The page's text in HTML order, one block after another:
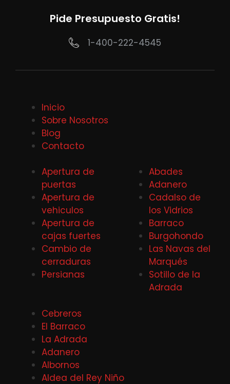
Pide Presupuesto Gratis!
1-400-222-4545
Inicio
Sobre Nosotros
Blog
Contacto
Apertura de
puertas
Apertura de
vehiculos
Apertura de
cajas fuertes
Cambio de
cerraduras
Persianas
Abades
Adanero
Cadalso de
los Vidrios
Barraco
Burgohondo
Las Navas del
Marqués
Sotillo de la
Adrada
Cebreros
El Barraco
La Adrada
Adanero
Albornos
Aldea del Rey Niño